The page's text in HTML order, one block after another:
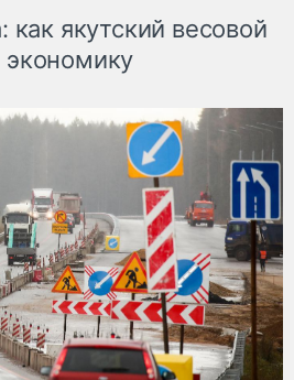
как якутский весовой
экономику